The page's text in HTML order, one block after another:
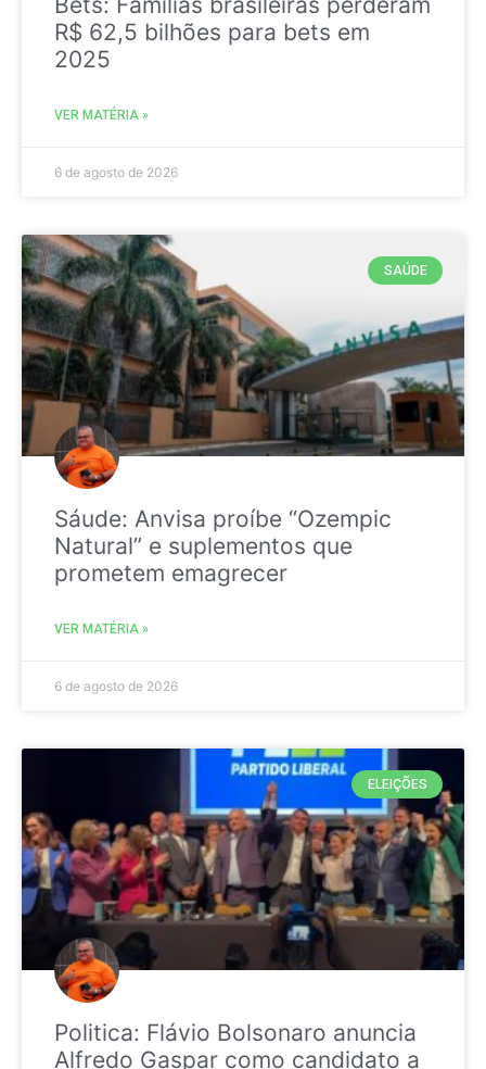
R$ 62,5 bilhões para bets em
2025
VER MATÉRIA »
6 de agosto de 2026
SAÚDE
Sáude: Anvisa proíbe “Ozempic
Natural” e suplementos que
prometem emagrecer
VER MATÉRIA »
6 de agosto de 2026
ELEIÇÕES
Politica: Flávio Bolsonaro anuncia
Alfredo Gaspar como candidato a